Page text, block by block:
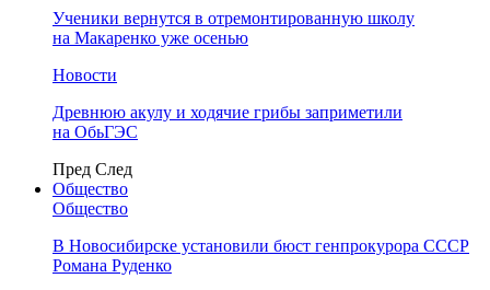
Ученики вернутся в отремонтированную школу
на Макаренко уже осенью
Новости
Древнюю акулу и ходячие грибы заприметили
на ОбьГЭС
Пред След
Общество
Общество
В Новосибирске установили бюст генпрокурора СССР
Романа Руденко